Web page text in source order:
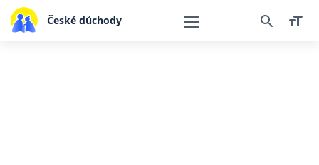
České důchody